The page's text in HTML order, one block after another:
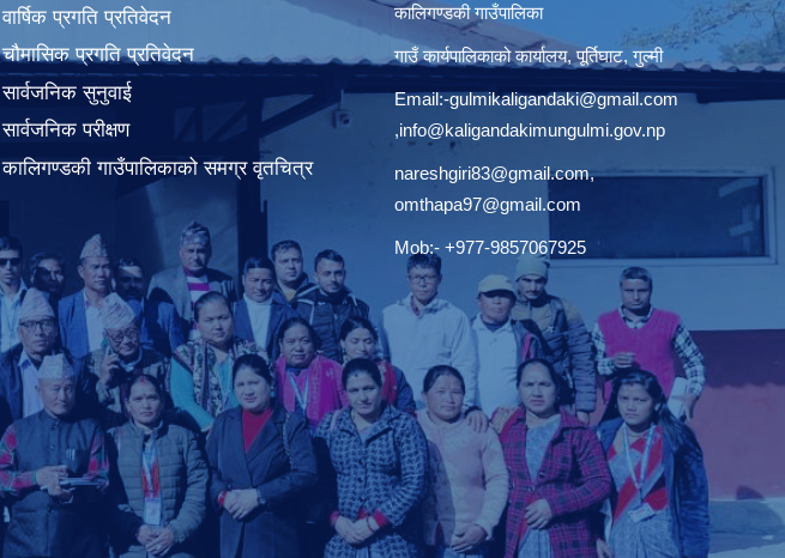
वार्षिक प्रगति प्रतिवेदन
चौमासिक प्रगति प्रतिवेदन
सार्वजनिक सुनुवाई
सार्वजनिक परीक्षण
कालिगण्डकी गाउँपालिकाको समग्र वृतचित्र
कालिगण्डकी गाउँपालिका
गाउँ कार्यपालिकाको कार्यालय, पूर्तिघाट, गुल्मी
Email:-gulmikaligandaki@gmail.com
,info@kaligandakimungulmi.gov.np
nareshgiri83@gmail.com,
omthapa97@gmail.com
Mob:- +977-9857067925